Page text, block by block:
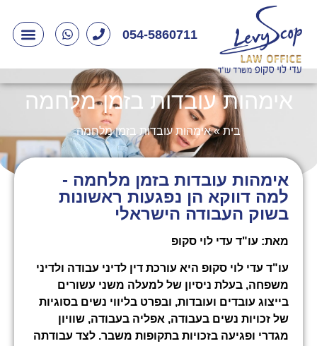
054-5860711
אימהות עובדות בזמן מלחמה
בית»אימהות עובדות בזמן מלחמה
אימהות עובדות בזמן מלחמה -
למה דווקא הן נפגעות ראשונות
בשוק העבודה הישראלי
מאת: עו"ד עדי לוי סקופ
עו"ד עדי לוי סקופ היא עורכת דין לדיני עבודה ולדיני
משפחה, בעלת ניסיון של למעלה משני עשורים
בייצוג עובדים ועובדות, ובפרט בליווי נשים בסוגיות
של זכויות נשים בעבודה, אפליה בעבודה, שוויון
מגדרי ופגיעה בזכויות בתקופות משבר. לצד עבודתה